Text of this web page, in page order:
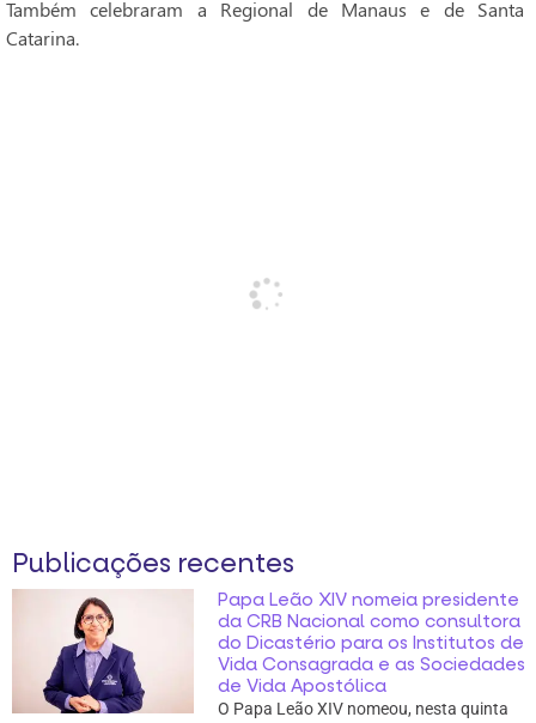
Também celebraram a Regional de Manaus e de Santa
Catarina.
Publicações recentes
Papa Leão XIV nomeia presidente
da CRB Nacional como consultora
do Dicastério para os Institutos de
Vida Consagrada e as Sociedades
de Vida Apostólica
O Papa Leão XIV nomeou, nesta quinta